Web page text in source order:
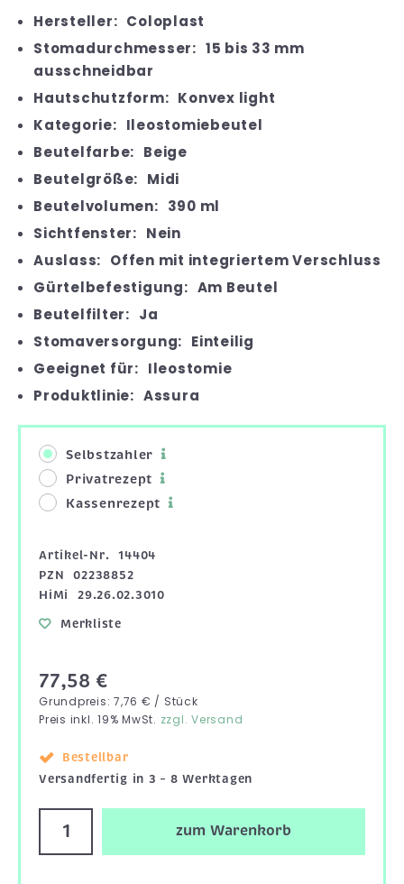
Hersteller: Coloplast
Stomadurchmesser: 15 bis 33 mm
ausschneidbar
Hautschutzform: Konvex light
Kategorie: Ileostomiebeutel
Beutelfarbe: Beige
Beutelgröße: Midi
Beutelvolumen: 390 ml
Sichtfenster: Nein
Auslass: Offen mit integriertem Verschluss
Gürtelbefestigung: Am Beutel
Beutelfilter: Ja
Stomaversorgung: Einteilig
Geeignet für: Ileostomie
Produktlinie: Assura
Selbstzahler
Privatrezept
Kassenrezept
Artikel-Nr.
14404
PZN
02238852
HiMi
29.26.02.3010
Merkliste
77,58 €
Grundpreis: 7,76 € / Stück
Preis inkl. 19% MwSt. zzgl. Versand
Bestellbar
Versandfertig in 3 – 8 Werktagen
zum Warenkorb